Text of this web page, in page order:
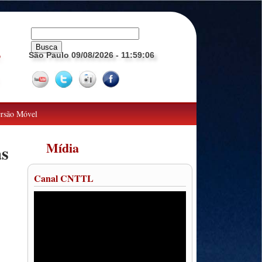
São Paulo 09/08/2026 - 11:59:07
Móvel
Mídia
Canal CNTTL